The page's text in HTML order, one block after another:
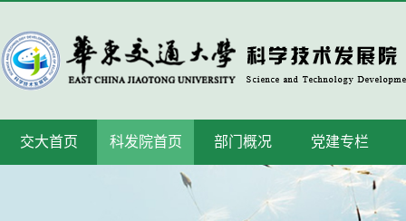
交大首页 科发院首页 部门概况 党建专栏